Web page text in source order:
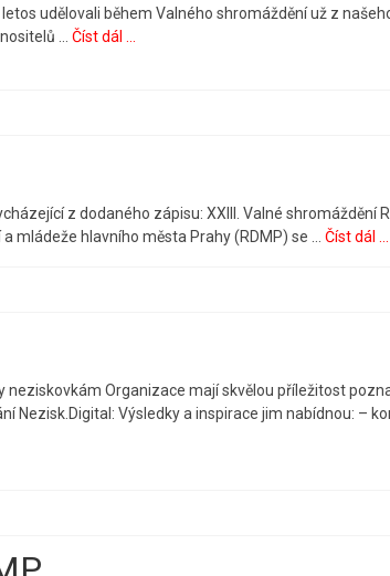
udělovali během Valného shromáždění už z
… Číst dál ...
z dodaného zápisu: XXIII. Valné shromáždění
mládeže hlavního města Prahy (RDMP) se … Číst dál ...
neziskovkám Organizace mají skvělou příležitost
Nezisk.Digital: Výsledky a inspirace jim nabídnou: –